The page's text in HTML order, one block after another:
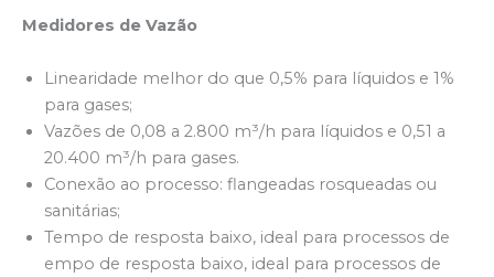
Medidores de Vazão
Linearidade melhor do que 0,5% para líquidos e 1%
para gases;
Vazões de 0,08 a 2.800 m³/h para líquidos e 0,51 a
20.400 m³/h para gases.
Conexão ao processo: flangeadas rosqueadas ou
sanitárias;
Tempo de resposta baixo, ideal para processos de
empo de resposta baixo, ideal para processos de